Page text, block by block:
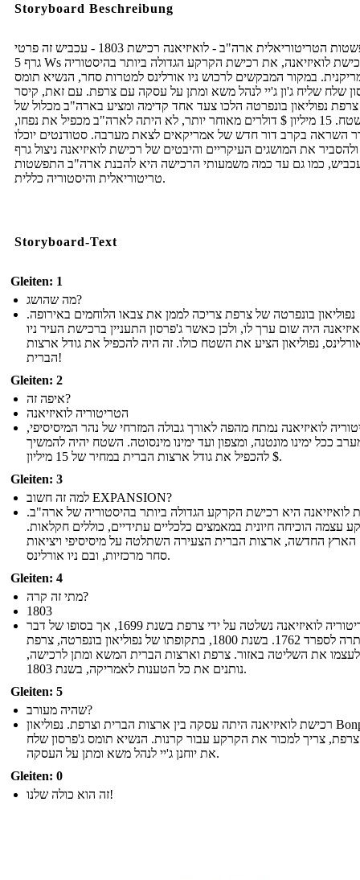
Storyboard Beschreibung
ההתפשטות הטריטוריאלית ארה"ב - לואיזיאנה רכישת 1803 - עכביש זה פרטי
גרף 5 Ws של רכישת לואיזיאנה, את רכישת הקרקע הגדולה ביותר בהיסטוריה
במקור המבקשים לרכוש ניו אורלינס למטרות סחר, הנשיא תומס
שלח שליח ג'ון ג'יי לנהל משא ומתן על עסקה עם צרפת. עם זאת, קיסר
צרפת נפוליאון בונפרטה הלכו צעד אחד קדימה ומציע בארה"ב מכלול של
השטח. 15 מיליון $ דולרים מאוחר יותר, לא היתה לארה"ב מכפיל את נפחו,
השראה בקרב דור חדש של אמריקאים לצאת מערבה. סטודנטים יוכלו
את המושגים העיקריים והיבטים של רכישת לואיזיאנה ניצול גרף
עכביש, כמו גם עד כמה משמעותי הרכישה היא להבנת ארה"ב התפשטות
טריטוריאלית והיסטוריה כללית.
Storyboard-Text
Gleiten: 1
מה שהושג?
נפוליאון בונפרטה של ​​צרפת צריכה לממן את צבאו הלוחמים באירופה.
היה שום ערך לו, ולכן כאשר ג'פרסון התעניין ברכישת העיר ניו
נפוליאון הציע את השטח כולו. זה היה להכפיל את גודל ארצות
הברית!
Gleiten: 2
איפה זה?
הטריטוריה לואיזיאנה
לואיזיאנה נמתח מהפה לאורך גבולה המזרחי של נהר המיסיסיפי,
ככל ימינו מונטנה, ומצפון ועד ימינו מינסוטה. השטח יהיה להמשיך
להכפיל את גודל ארצות הברית במחיר של 15 מיליון $.
Gleiten: 3
למה זה חשוב EXPANSION?
לואיזיאנה היא רכישת הקרקע הגדולה ביותר בהיסטוריה של ארה"ב.
עצמה הוכיחה חיונית במאמצים כלכליים עתידיים, כוללים חקלאות.
החדשה, ארצות הברית הצעירה השתלטה על מיסיסיפי ויציאות
סחר מרכזיות, ובם ניו אורלינס.
Gleiten: 4
מתי זה קרה?
1803
הטריטוריה לואיזיאנה נשלטה על ידי צרפת בשנת 1699, אך בסופו של דבר
ויתרה לספרד 1762. בשנת 1800, בתקופתו של נפוליאון בונפרטה, צרפת
לעצמו את השליטה באזור. צרפת וארצות הברית המשא ומתן לרכישה,
נותנים את כל הטענות לאמריקה, בשנת 1803.
Gleiten: 5
שהיה מעורב?
רכישת לואיזיאנה היתה עסקה בין ארצות הברית וצרפת. נפוליאון Bonparte,
צריך למכור את הקרקע עבור קרנות. הנשיא תומס ג'פרסון שלח
את יוחנן ג'יי לנהל משא ומתן על העסקה.
Gleiten: 0
זה הוא כולה שלנו!